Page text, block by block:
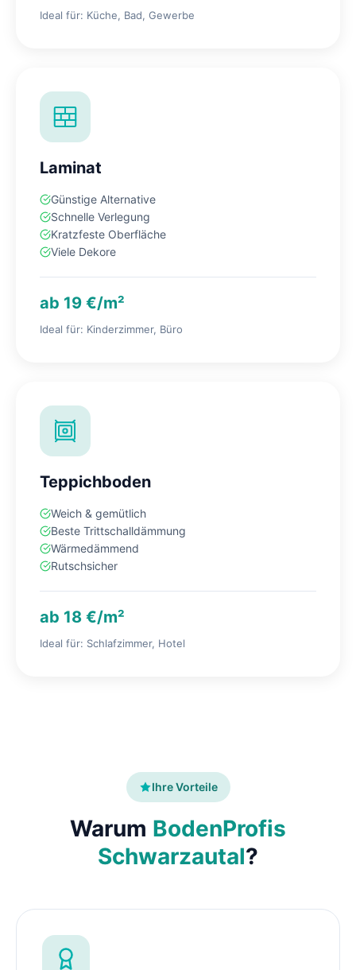
Ideal für: Küche, Bad, Gewerbe
Laminat
Günstige Alternative
Schnelle Verlegung
Kratzfeste Oberfläche
Viele Dekore
ab 19 €/m²
Ideal für: Kinderzimmer, Büro
Teppichboden
Weich & gemütlich
Beste Trittschalldämmung
Wärmedämmend
Rutschsicher
ab 18 €/m²
Ideal für: Schlafzimmer, Hotel
Ihre Vorteile
Warum BodenProfis
Schwarzautal?